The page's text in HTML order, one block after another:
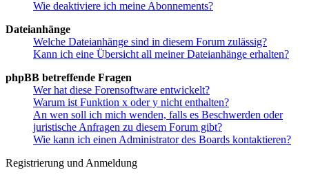
Wie deaktiviere ich meine Abonnements?
Dateianhänge
Welche Dateianhänge sind in diesem Forum zulässig?
Kann ich eine Übersicht all meiner Dateianhänge erhalten?
phpBB betreffende Fragen
Wer hat diese Forensoftware entwickelt?
Warum ist Funktion x oder y nicht enthalten?
An wen soll ich mich wenden, falls es Beschwerden oder
juristische Anfragen zu diesem Forum gibt?
Wie kann ich einen Administrator des Boards kontaktieren?
Registrierung und Anmeldung